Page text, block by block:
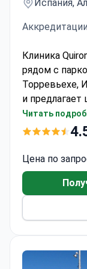
пациенту.
Испания,
Клиника
рядом с
Торревьехе,
и
услуг. В
включая 80
Площадь
квадратных
МРТ,
кабинетов.
Читать
Цена по